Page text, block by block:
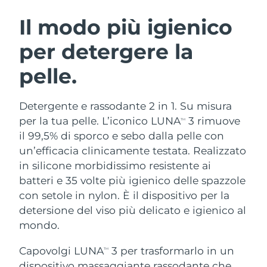
Il modo più igienico
per detergere la
pelle.
Detergente e rassodante 2 in 1. Su misura
per la tua pelle. L’iconico LUNATM
3 rimuove
il 99,5% di sporco e sebo dalla pelle con
un’efficacia clinicamente testata. Realizzato
in silicone morbidissimo resistente ai
batteri e 35 volte più igienico delle spazzole
con setole in nylon. È il dispositivo per la
detersione del viso più delicato e igienico al
mondo.
Capovolgi LUNATM
3 per trasformarlo in un
Detersione viso
Anti-aging massage
LUNA™ 4 Plus
Massage, LED heating
LUNA™ 4 Men
Microcurrent toning
BEAR™ 2 go
Microcurrent toning on-the-go
BEAR™ 2 eyes & lips
Idratazione
UFO™ 3 pacchetto
Deep facial hydration
UFO™ 3 LED
device
Igiene orale
issa™ 4
Hybrid silicone sonic toothbrush
TRATTAMENTI ANTI-AGE FAQ™
Anti-age Trattamenti LED
NEW
Austria Consegna stimata
Bahrein Consegna stimata
Belgio
Bermuda Consegna stimata 8/15/26
Bosnia ed
Erzegovina
Consegna stimata8/12/26
Brunei Consegna stimata
Bulgaria Consegna stimata8/9/26
Canada
Cile Consegna stimata 8/13/26